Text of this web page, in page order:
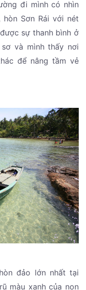
đi mình có nhìn
Sơn Rái với nét
sự thanh bình ở
và mình thấy nơi
để nâng tầm vẻ
đảo lớn nhất tại
màu xanh của non